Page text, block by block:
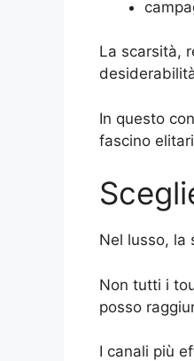
La scarsità,
In questo
fascino
Nel lusso, la
Non tutti i
posso
I canali più